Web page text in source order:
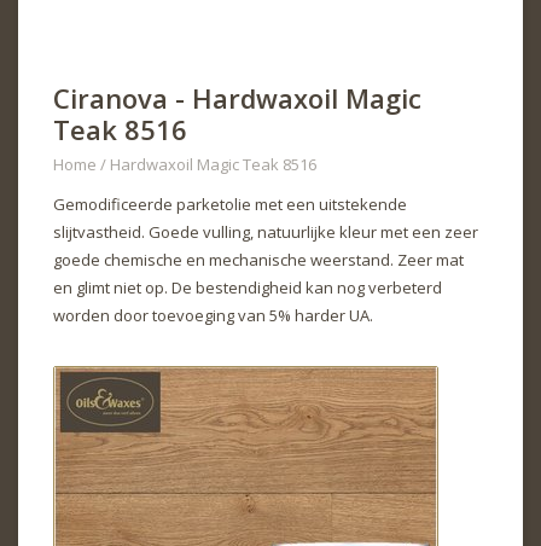
Ciranova - Hardwaxoil Magic
Teak 8516
Home / Hardwaxoil Magic Teak 8516
Gemodificeerde parketolie met een uitstekende
slijtvastheid. Goede vulling, natuurlijke kleur met een zeer
goede chemische en mechanische weerstand. Zeer mat
en glimt niet op. De bestendigheid kan nog verbeterd
worden door toevoeging van 5% harder UA.